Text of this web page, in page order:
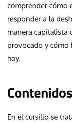
comprender cómo
responder a la
manera capitalista
provocado y cómo
hoy.
Contenidos
En el cursillo se